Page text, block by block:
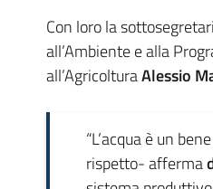
Con loro la
all’Ambiente e alla
all’AgricolturaAlessio
“L’acqua è un
rispetto- afferma